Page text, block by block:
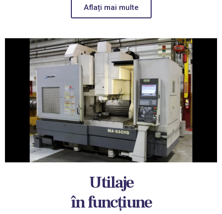
Aflați mai multe
Utilaje
în funcțiune